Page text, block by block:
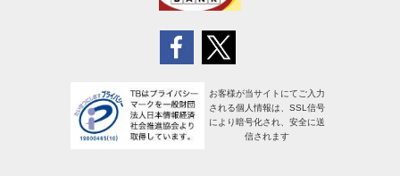
お客様が当サイトにてご入力
される個人情報は、SSL信号
により暗号化され、安全に送
信されます